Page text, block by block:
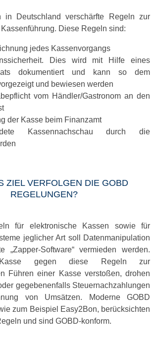
in Deutschland verschärfte Regeln zur
Diese Regeln sind:
jedes Kassenvorgangs
Dies wird mit Hilfe eines
dokumentiert und kann so dem
und bewiesen werden
vom Händler/Gastronom an den
der Kasse beim Finanzamt
Kassennachschau durch die
ZIEL VERFOLGEN DIE GOBD
REGELUNGEN?
für elektronische Kassen sowie für
jeglicher Art soll Datenmanipulation
„Zapper-Software“ vermieden werden.
gegen diese Regeln zur
Führen einer Kasse verstoßen, drohen
gegebenenfalls Steuernachzahlungen
von Umsätzen. Moderne GOBD
zum Beispiel Easy2Bon, berücksichten
und sind GOBD-konform.